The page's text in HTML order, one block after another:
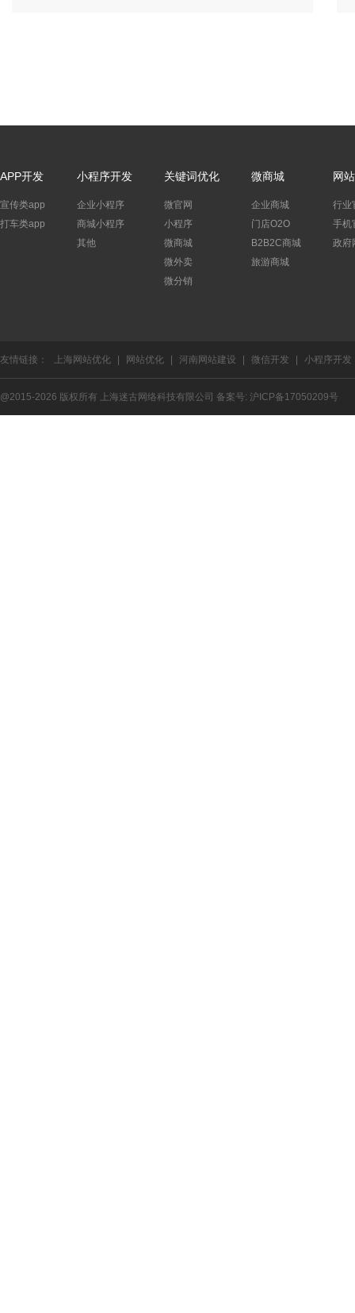
APP开发
宣传类app
打车类app
小程序开发
企业小程序
商城小程序
其他
关键词优化
微官网
小程序
微商城
微外卖
微分销
微商城
企业商城
门店O2O
B2B2C商城
旅游商城
网
行业
手机
政府
友情链接： 上海网站优化 网站优化 河南网站建设 微信开发 小程序开发
@2015-2026 版权所有 上海迷古网络科技有限公司 备案号: 沪ICP备17050209号